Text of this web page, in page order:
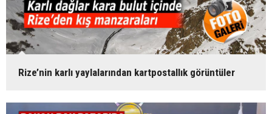
Rize’nin karlı yaylalarından kartpostallık görüntüler